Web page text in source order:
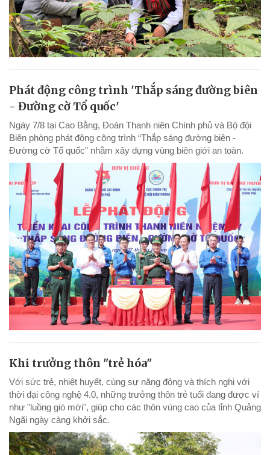
Phát động công trình 'Thắp sáng đường biên
- Đường cờ Tổ quốc'
Ngày 7/8 tại Cao Bằng, Đoàn Thanh niên Chính phủ và Bộ đội
Biên phòng phát động công trình “Thắp sáng đường biên -
Đường cờ Tổ quốc” nhằm xây dựng vùng biên giới an toàn.
Khi trưởng thôn "trẻ hóa"
Với sức trẻ, nhiệt huyết, cùng sự năng động và thích nghi với
thời đại công nghệ 4.0, những trưởng thôn trẻ tuổi đang được ví
như "luồng gió mới", giúp cho các thôn vùng cao của tỉnh Quảng
Ngãi ngày càng khởi sắc.